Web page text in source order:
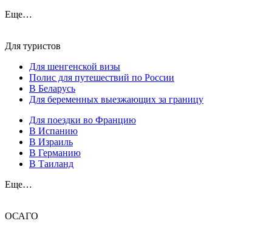
Еще…
Для туристов
Для шенгенской визы
Полис для путешествий по России
В Беларусь
Для беременных выезжающих за границу
Для поездки во Францию
В Испанию
В Израиль
В Германию
В Таиланд
Еще…
ОСАГО